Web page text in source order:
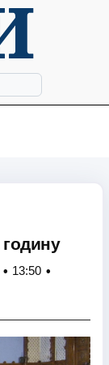
годину
• 13:50 •